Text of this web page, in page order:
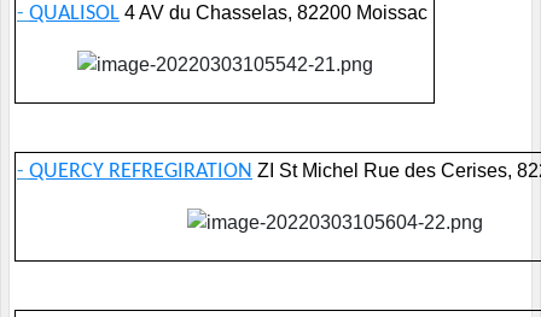
- QUALISOL 4 AV du Chasselas, 82200 Moissac
- QUERCY REFREGIRATION ZI St Michel Rue des Cerises,